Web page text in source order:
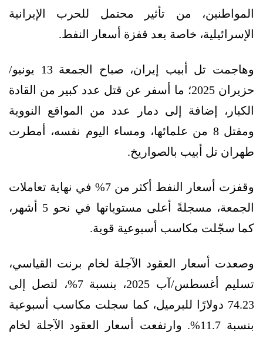
المواطنين، من تأثير محتمل للحرب الإيرانية
الإسرائيلية، خاصة بعد قفزة أسعار النفط.
وهاجمت تل أبيب إيران، صباح الجمعة 13 يونيو/
حزيران 2025؛ ما أسفر عن قتل عدد كبير من القادة
الكبار، إضافة إلى دمار عدد من المواقع النووية
ومقتل 8 من علمائها، ومساء اليوم نفسه، أمطرت
طهران تل أبيب بالصواريخ.
وقفزت أسعار النفط أكثر من 7% في نهاية تعاملات
الجمعة، مسجلةً أعلى مستوياتها في نحو 5 أشهر،
كما سجّلت مكاسب أسبوعية قوية.
وصعدت أسعار العقود الآجلة لخام برنت القياسي،
تسليم أغسطس/آب 2025، بنسبة 7%، لتصل إلى
74.23 دولارًا للبرميل، كما سجلت مكاسب أسبوعية
بنسبة 11.7%. وارتفعت أسعار العقود الآجلة لخام